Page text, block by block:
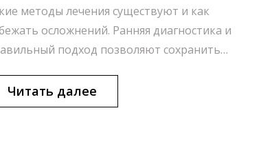
методы лечения существуют и как
осложнений. Ранняя диагностика и
подход позволяют сохранить
Читать далее